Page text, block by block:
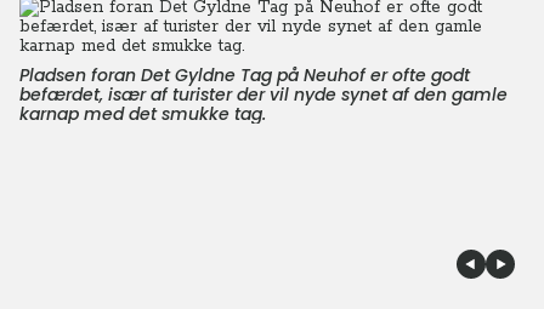
Pladsen foran Det Gyldne Tag på Neuhof er ofte godt
befærdet, især af turister der vil nyde synet af den gamle
karnap med det smukke tag.